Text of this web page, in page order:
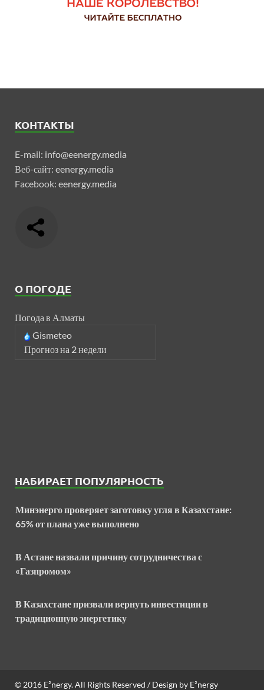
КОНТАКТЫ
E-mail: info@eenergy.media
Веб-сайт: eenergy.media
Facebook: eenergy.media
О ПОГОДЕ
Погода в Алматы
Gismeteo
Прогноз на 2 недели
НАБИРАЕТ ПОПУЛЯРНОСТЬ
Минэнерго проверяет заготовку угля в Казахстане:
65% от плана уже выполнено
В Астане назвали причину сотрудничества с
«Газпромом»
В Казахстане призвали вернуть инвестиции в
традиционную энергетику
© 2016 E²nergy. All Rights Reserved / Design by E²nergy